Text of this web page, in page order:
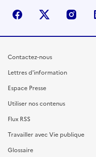
facebook X
Contactez-nous
Lettres d'information
Espace Presse
Utiliser nos contenus
Flux RSS
Travailler avec Vie publique
Glossaire